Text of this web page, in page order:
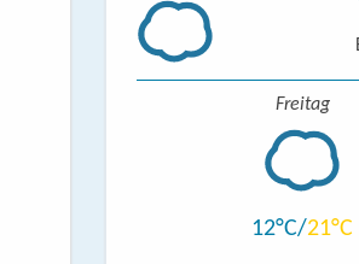
Freitag
12 21